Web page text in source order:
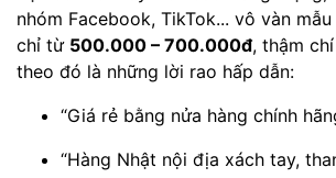
nhóm Facebook, TikTok... vô vàn
chỉ từ 500.000 – 700.000đ, thậm
theo đó là những lời rao hấp dẫn:
“Giá rẻ bằng nửa hàng chính
“Hàng Nhật nội địa xách tay,